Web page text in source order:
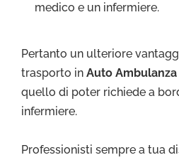
medico e un infermiere.
Pertanto un ulteriore
trasporto in Auto
quello di poter richiede a
infermiere.
Professionisti sempre a tua